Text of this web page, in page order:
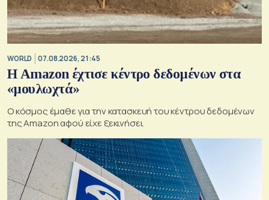
WORLD 07.08.2026, 21:45
Η Amazon έχτισε κέντρο δεδομένων στα
«μουλωχτά»
Ο κόσμος έμαθε για την κατασκευή του κέντρου δεδομένων
της Amazon αφού είχε ξεκινήσει